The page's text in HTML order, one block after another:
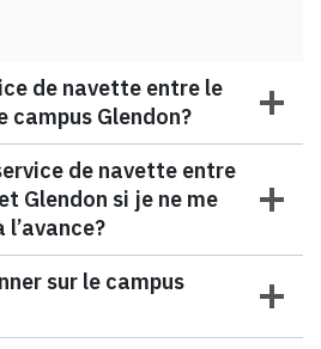
de navette entre le
campus Glendon?
de navette entre
Glendon si je ne me
l’avance?
sur le campus